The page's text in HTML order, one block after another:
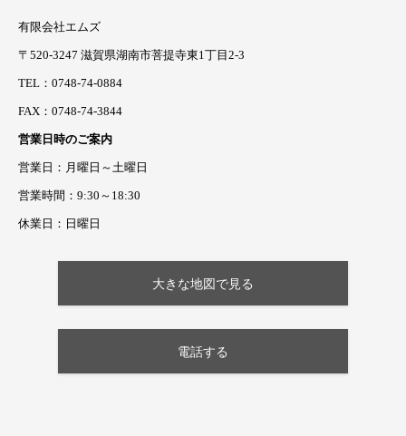
有限会社エムズ
〒520-3247 滋賀県湖南市菩提寺東1丁目2-3
TEL：0748-74-0884
FAX：0748-74-3844
営業日時のご案内
営業日：月曜日～土曜日
営業時間：9:30～18:30
休業日：日曜日
大きな地図で見る
電話する